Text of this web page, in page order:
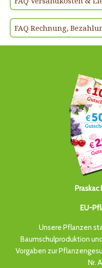
FAQ Rechnung,
EU-
Unsere Pflanzen
Baumschulproduktion
Vorgaben zur
Nr.